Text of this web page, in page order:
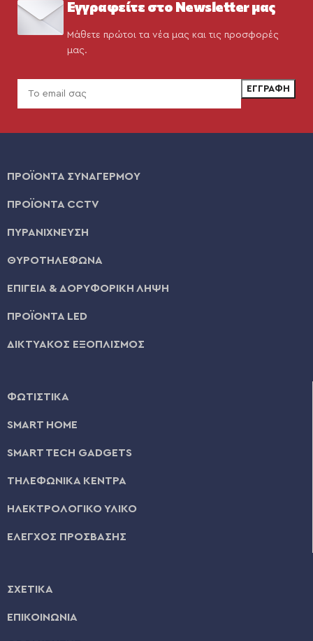
Εγγραφείτε στο Newsletter μας
Μάθετε πρώτοι τα νέα μας και τις προσφορές
μας.
ΠΡΟΪΟΝΤΑ ΣΥΝΑΓΕΡΜΟΥ
ΠΡΟΪΟΝΤΑ CCTV
ΠΥΡΑΝΙΧΝΕΥΣΗ
ΘΥΡΟΤΗΛΕΦΩΝΑ
ΕΠΙΓΕΙΑ & ΔΟΡΥΦΟΡΙΚΗ ΛΗΨΗ
ΠΡΟΪΟΝΤΑ LED
ΔΙΚΤΥΑΚΟΣ ΕΞΟΠΛΙΣΜΟΣ
ΦΩΤΙΣΤΙΚΑ
SMART HOME
SMART TECH GADGETS
ΤΗΛΕΦΩΝΙΚΑ ΚΕΝΤΡΑ
ΗΛΕΚΤΡΟΛΟΓΙΚΟ ΥΛΙΚΟ
ΕΛΕΓΧΟΣ ΠΡΟΣΒΑΣΗΣ
ΣΧΕΤΙΚΑ
ΕΠΙΚΟΙΝΩΝΙΑ